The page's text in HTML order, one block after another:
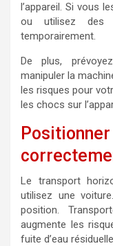
l’appareil. Si vous
ou utilisez des
temporairement.
De plus,
manipuler la
les risques pour
les chocs sur
Le transport
utilisez une
position.
augmente les
fuite d’eau